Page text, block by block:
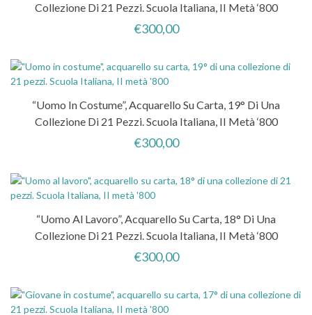
Collezione Di 21 Pezzi. Scuola Italiana, II Metà ‘800
€300,00
“Uomo In Costume”, Acquarello Su Carta, 19° Di Una
Collezione Di 21 Pezzi. Scuola Italiana, II Metà ‘800
€300,00
“Uomo Al Lavoro”, Acquarello Su Carta, 18° Di Una
Collezione Di 21 Pezzi. Scuola Italiana, II Metà ‘800
€300,00